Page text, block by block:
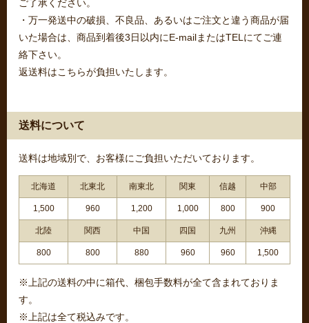
ご了承ください。
・万一発送中の破損、不良品、あるいはご注文と違う商品が届
いた場合は、商品到着後3日以内にE-mailまたはTELにてご連
絡下さい。
返送料はこちらが負担いたします。
送料について
送料は地域別で、お客様にご負担いただいております。
北海道 北東北 南東北 関東 信越 中部
1,500 960 1,200 1,000 800 900
北陸 関西 中国 四国 九州 沖縄
800 800 880 960 960 1,500
※上記の送料の中に箱代、梱包手数料が全て含まれておりま
す。
※上記は全て税込みです。